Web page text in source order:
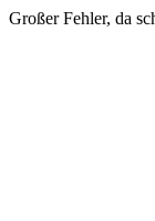
Großer Fehler, da